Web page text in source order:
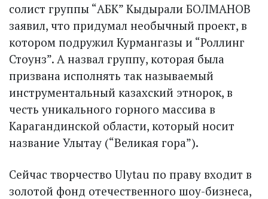
солист группы “АБК” Кыдырали БОЛМАНОВ
заявил, что придумал необычный проект, в
котором подружил Курмангазы и “Роллинг
Стоунз”. А назвал группу, которая была
призвана исполнять так называемый
инструментальный казахский этнорок, в
честь уникального горного массива в
Карагандинской области, который носит
название Улытау (“Великая гора”).
Сейчас творчество Ulytau по праву входит в
золотой фонд отечественного шоу-бизнеса,